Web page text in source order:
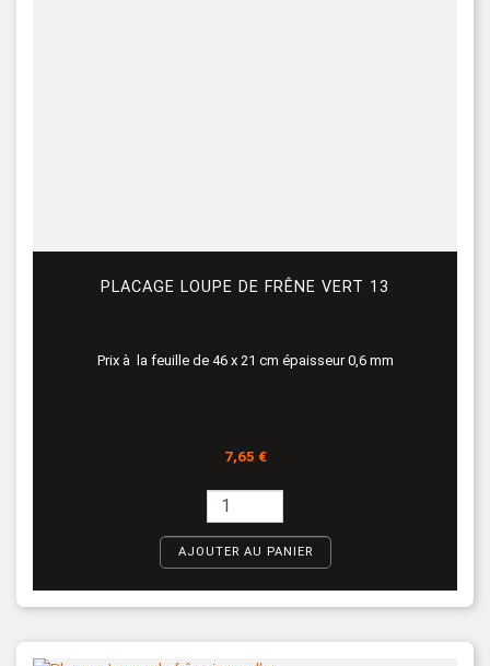
PLACAGE LOUPE DE FRÊNE VERT 13
Prix à la feuille de 46 x 21 cm épaisseur 0,6 mm
Prix
7,65 €
AJOUTER AU PANIER